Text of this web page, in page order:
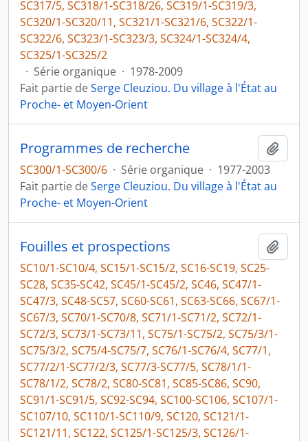
SC317/5, SC318/1-SC318/26, SC319/1-SC319/3,
SC320/1-SC320/11, SC321/1-SC321/6, SC322/1-
SC322/6, SC323/1-SC323/3, SC324/1-SC324/4,
SC325/1-SC325/2
· Série organique · 1978-2009
Fait partie deSerge Cleuziou. Du village à l'État au
Proche- et Moyen-Orient
Programmes de recherche
SC300/1-SC300/6 · Série organique · 1977-2003
Fait partie deSerge Cleuziou. Du village à l'État au
Proche- et Moyen-Orient
Fouilles et prospections
SC10/1-SC10/4, SC15/1-SC15/2, SC16-SC19, SC25-
SC28, SC35-SC42, SC45/1-SC45/2, SC46, SC47/1-
SC47/3, SC48-SC57, SC60-SC61, SC63-SC66, SC67/1-
SC67/3, SC70/1-SC70/8, SC71/1-SC71/2, SC72/1-
SC72/3, SC73/1-SC73/11, SC75/1-SC75/2, SC75/3/1-
SC75/3/2, SC75/4-SC75/7, SC76/1-SC76/4, SC77/1,
SC77/2/1-SC77/2/3, SC77/3-SC77/5, SC78/1/1-
SC78/1/2, SC78/2, SC80-SC81, SC85-SC86, SC90,
SC91/1-SC91/5, SC92-SC94, SC100-SC106, SC107/1-
SC107/10, SC110/1-SC110/9, SC120, SC121/1-
SC121/11, SC122, SC125/1-SC125/3, SC126/1-